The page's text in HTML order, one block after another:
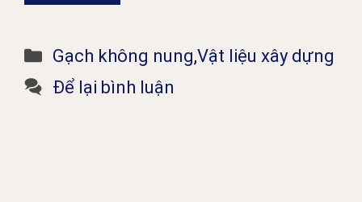
Danh
mục
Gạch không nung,Vật liệu xây dựng
Để lại bình luận